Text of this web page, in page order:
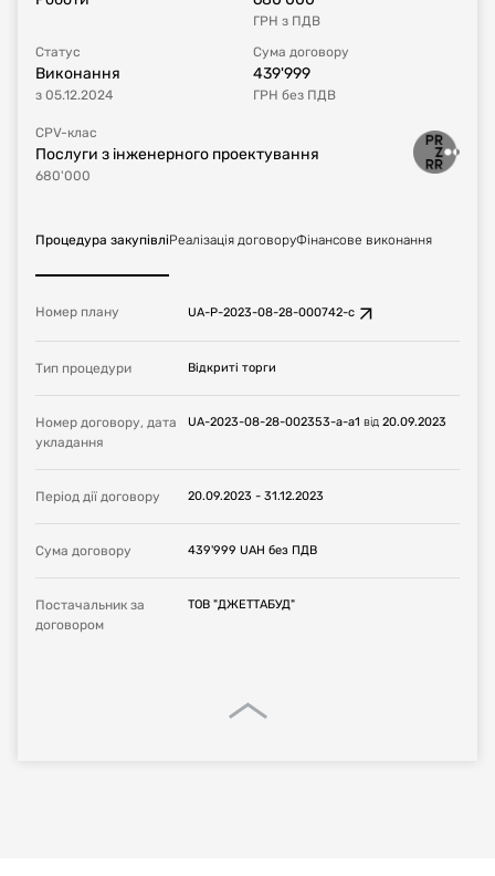
ГРН з ПДВ
Статус
Виконання
з 05.12.2024
Сума договору
439'999
ГРН без ПДВ
CPV-клас
Послуги з інженерного проектування
680'000
Процедура закупівліРеалізація договоруФінансове виконання
Номер плану UA-P-2023-08-28-000742-c
Тип процедури Відкриті торги
Номер договору, дата
укладання
UA-2023-08-28-002353-a-a1 від 20.09.2023
Період дії договору 20.09.2023 - 31.12.2023
Сума договору 439'999 UAH без ПДВ
Постачальник за
договором
ТОВ "ДЖЕТТАБУД"